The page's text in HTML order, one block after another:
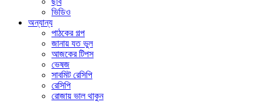
ভিডিও
অন্যান্য
পাঠকের গল্প
জানায় যত ভুল
আজকের টিপস
ভেষজ
সাবমিট রেসিপি
রেসিপি
রোজায় ভাল থাকুন